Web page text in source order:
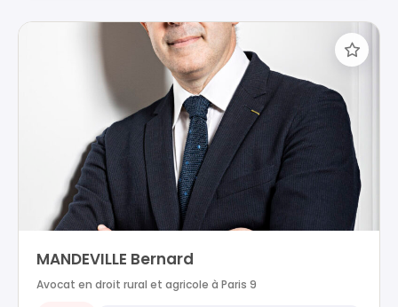
MANDEVILLE Bernard
Avocat en droit rural et agricole à Paris 9